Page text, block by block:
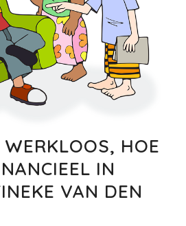
HOE
IN
VAN DEN